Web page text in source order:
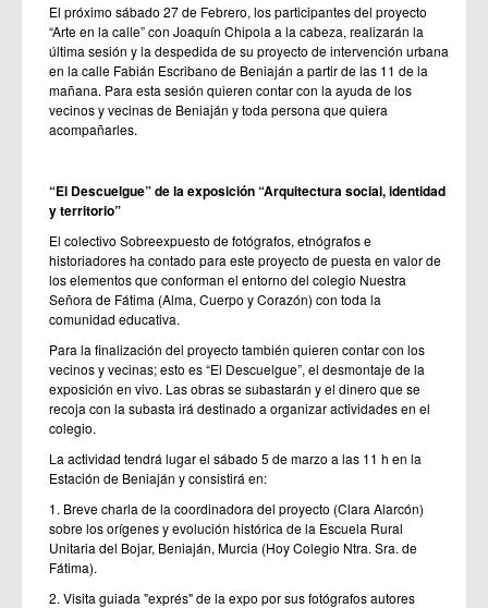
El próximo sábado 27 de Febrero, los participantes del proyecto
“Arte en la calle” con Joaquín Chipola a la cabeza, realizarán la
última sesión y la despedida de su proyecto de intervención urbana
en la calle Fabián Escribano de Beniaján a partir de las 11 de la
mañana. Para esta sesión quieren contar con la ayuda de los
vecinos y vecinas de Beniaján y toda persona que quiera
acompañarles.
“El Descuelgue” de la exposición “Arquitectura social, identidad
y territorio”
El colectivo Sobreexpuesto de fotógrafos, etnógrafos e
historiadores ha contado para este proyecto de puesta en valor de
los elementos que conforman el entorno del colegio Nuestra
Señora de Fátima (Alma, Cuerpo y Corazón) con toda la
comunidad educativa.
Para la finalización del proyecto también quieren contar con los
vecinos y vecinas; esto es “El Descuelgue”, el desmontaje de la
exposición en vivo. Las obras se subastarán y el dinero que se
recoja con la subasta irá destinado a organizar actividades en el
colegio.
La actividad tendrá lugar el sábado 5 de marzo a las 11 h en la
Estación de Beniaján y consistirá en:
1. Breve charla de la coordinadora del proyecto (Clara Alarcón)
sobre los orígenes y evolución histórica de la Escuela Rural
Unitaria del Bojar, Beniaján, Murcia (Hoy Colegio Ntra. Sra. de
Fátima).
2. Visita guiada "exprés" de la expo por sus fotógrafos autores